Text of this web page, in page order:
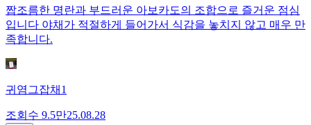
짭조름한 명란과 부드러운 아보카도의 조합으로 즐거운 점심
입니다 야채가 적절하게 들어가서 식감을 놓치지 않고 매우 만
족합니다.
귀염그잡채1
조회수 9.5만25.08.28